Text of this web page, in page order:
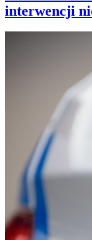
interwencji